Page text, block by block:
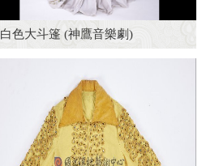
白色大斗篷 (神鷹音樂劇)